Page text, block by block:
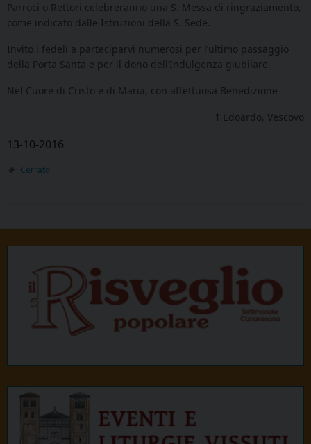
Parroci o Rettori celebreranno una S. Messa di ringraziamento,
come indicato dalle Istruzioni della S. Sede.
Invito i fedeli a parteciparvi numerosi per l’ultimo passaggio
della Porta Santa e per il dono dell’Indulgenza giubilare.
Nel Cuore di Cristo e di Maria, con affettuosa Benedizione
† Edoardo, Vescovo
13-10-2016
Cerrato